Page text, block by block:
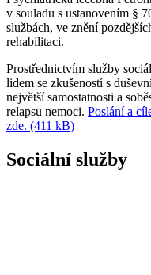
v souladu s ustanovením §
službách, ve znění
rehabilitaci.
Prostřednictvím služby
lidem se zkušeností s
největší samostatnosti a
relapsu nemoci. Poslání a
zde. (411 kB)
Sociální služby